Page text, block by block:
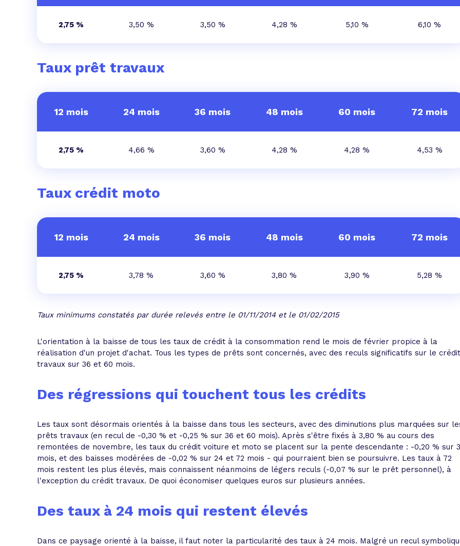
2,75 % 3,50 % 3,50 % 4,28 % 5,10 % 6,10 %
Taux prêt travaux
12 mois 24 mois 36 mois 48 mois 60 mois 72 mois
2,75 % 4,66 % 3,60 % 4,28 % 4,28 % 4,53 %
Taux crédit moto
12 mois 24 mois 36 mois 48 mois 60 mois 72 mois
2,75 % 3,78 % 3,60 % 3,80 % 3,90 % 5,28 %
Taux minimums constatés par durée relevés entre le 01/11/2014 et le 01/02/2015
L'orientation à la baisse de tous les taux de crédit à la consommation rend le mois de février propice à la
réalisation d'un projet d'achat. Tous les types de prêts sont concernés, avec des reculs significatifs sur le crédit
travaux sur 36 et 60 mois.
Des régressions qui touchent tous les crédits
Les taux sont désormais orientés à la baisse dans tous les secteurs, avec des diminutions plus marquées sur
prêts travaux (en recul de -0,30 % et -0,25 % sur 36 et 60 mois). Après s'être fixés à 3,80 % au cours des
remontées de novembre, les taux du crédit voiture et moto se placent sur la pente descendante : -0,20 % sur
mois, et des baisses modérées de -0,02 % sur 24 et 72 mois - qui pourraient bien se poursuivre. Les taux à 72
mois restent les plus élevés, mais connaissent néanmoins de légers reculs (-0,07 % sur le prêt personnel), à
l'exception du crédit travaux. De quoi économiser quelques euros sur plusieurs années.
Des taux à 24 mois qui restent élevés
Dans ce paysage orienté à la baisse, il faut noter la particularité des taux à 24 mois. Malgré un recul